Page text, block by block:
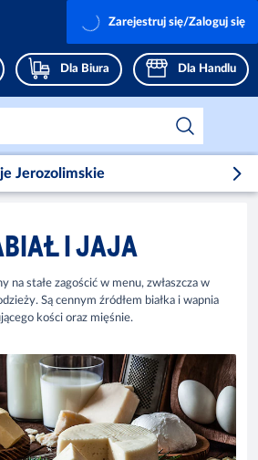
Dla Biura Dla Handlu
Zarejestruj się/Zaloguj się
Jerozolimskie
I JAJA
na stałe zagościć w menu, zwłaszcza w
Są cennym źródłem białka i wapnia
kości oraz mięśnie.